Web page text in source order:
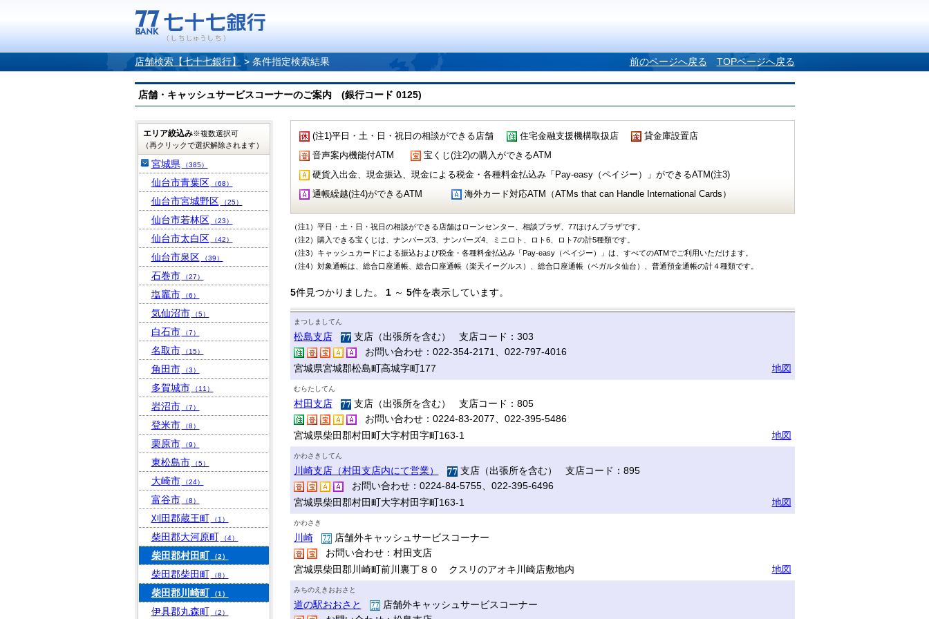
店舗検索【七十七銀行】 > 条件指定検索結果 前のページへ戻る TOPページへ戻る
店舗・キャッシュサービスコーナーのご案内 (銀行コード 0125)
(注1)平日・土・日・祝日の相談ができる店舗 住宅金融支援機構取扱店
貸金庫設置店
音声案内機能付ATM
宝くじ(注2)の購入ができるATM
硬貨入出金、現金振込、現金による税金・各種料金払込み「Pay-easy（ペイジー）」ができるATM(注3)
通帳繰越(注4)ができるATM
海外カード対応ATM（ATMs that can Handle International Cards）
（注1）平日・土・日・祝日の相談ができる店舗はローンセンター、相談プラザ、77ほけんプラザです。
（注2）購入できる宝くじは、ナンバーズ3、ナンバーズ4、ミニロト、ロト6、ロト7の計5種類です。
（注3）キャッシュカードによる振込および税金・各種料金払込み「Pay-easy（ペイジー）」は、すべてのATMでご利用いただけます。
（注4）対象通帳は、総合口座通帳、総合口座通帳（楽天イーグルス）、総合口座通帳（ベガルタ仙台）、普通預金通帳の計４種類です。
5件見つかりました。 1～ 5件を表示しています。
まつしましてん
松島支店
支店（出張所を含む） 支店コード：303
お問い合わせ：022-354-2171、022-797-4016
宮城県宮城郡松島町高城字町177
地図
むらたしてん
村田支店
支店（出張所を含む） 支店コード：805
お問い合わせ：0224-83-2077、022-395-5486
宮城県柴田郡村田町大字村田字町163-1
地図
かわさきしてん
川崎支店（村田支店内にて営業）
支店（出張所を含む） 支店コード：895
お問い合わせ：0224-84-5755、022-395-6496
宮城県柴田郡村田町大字村田字町163-1
地図
かわさき
川崎
店舗外キャッシュサービスコーナー
お問い合わせ：村田支店
宮城県柴田郡川崎町前川裏丁８０ クスリのアオキ川崎店敷地内
地図
みちのえきおおさと
道の駅おおさと
店舗外キャッシュサービスコーナー
エリア絞込み※複数選択可
（再クリックで選択解除されます）
宮城県 （385）
仙台市青葉区 （68）
仙台市宮城野区 （25）
仙台市若林区 （23）
仙台市太白区 （42）
仙台市泉区 （39）
石巻市 （27）
塩竈市 （6）
気仙沼市 （5）
白石市 （7）
名取市 （15）
角田市 （3）
多賀城市 （11）
岩沼市 （7）
登米市 （8）
栗原市 （9）
東松島市 （5）
大崎市 （24）
富谷市 （8）
刈田郡蔵王町 （1）
柴田郡大河原町 （4）
柴田郡村田町 （2）
柴田郡柴田町 （8）
柴田郡川崎町 （1）
伊具郡丸森町 （2）